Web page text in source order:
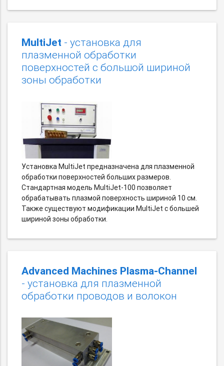
MultiJet - установка для
плазменной обработки
поверхностей с большой шириной
зоны обработки
Установка MultiJet предназначена для плазменной
обработки поверхностей больших размеров.
Стандартная модель MultiJet-100 позволяет
обрабатывать плазмой поверхность шириной 10 см.
Также существуют модификации MultiJet с большей
шириной зоны обработки.
Advanced Machines Plasma-Channel
- установка для плазменной
обработки проводов и волокон